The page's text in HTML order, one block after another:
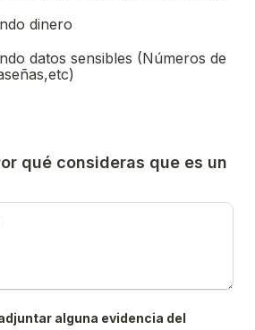
dinero
datos sensibles (Números de
qué consideras que es un
alguna evidencia del